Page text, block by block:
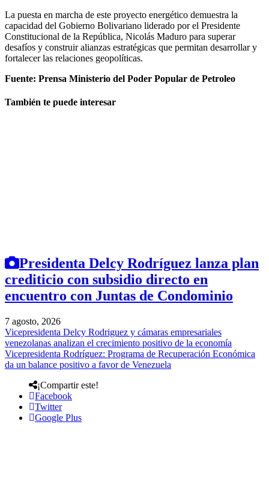
La puesta en marcha de este proyecto energético demuestra la
capacidad del Gobierno Bolivariano liderado por el Presidente
Constitucional de la República, Nicolás Maduro para superar
desafíos y construir alianzas estratégicas que permitan desarrollar y
fortalecer las relaciones geopolíticas.
Fuente: Prensa Ministerio del Poder Popular de Petroleo
También te puede interesar
Presidenta Delcy Rodríguez lanza plan
crediticio con subsidio directo en
encuentro con Juntas de Condominio
7 agosto, 2026
Vicepresidenta Delcy Rodriguez y cámaras empresariales
venezolanas analizan el crecimiento positivo de la economía
Vicepresidenta Rodríguez: Programa de Recuperación Económica
da un balance positivo a favor de Venezuela
¡Compartir este!
Facebook
Twitter
Google Plus